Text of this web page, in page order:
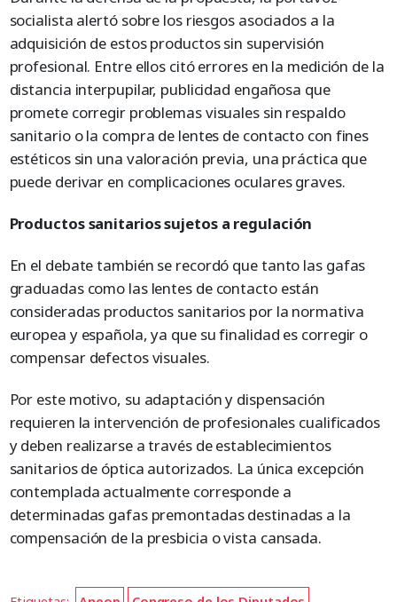
socialista alertó sobre los riesgos asociados a la
adquisición de estos productos sin supervisión
profesional. Entre ellos citó errores en la medición de la
distancia interpupilar, publicidad engañosa que
promete corregir problemas visuales sin respaldo
sanitario o la compra de lentes de contacto con fines
estéticos sin una valoración previa, una práctica que
puede derivar en complicaciones oculares graves.
Productos sanitarios sujetos a regulación
En el debate también se recordó que tanto las gafas
graduadas como las lentes de contacto están
consideradas productos sanitarios por la normativa
europea y española, ya que su finalidad es corregir o
compensar defectos visuales.
Por este motivo, su adaptación y dispensación
requieren la intervención de profesionales cualificados
y deben realizarse a través de establecimientos
sanitarios de óptica autorizados. La única excepción
contemplada actualmente corresponde a
determinadas gafas premontadas destinadas a la
compensación de la presbicia o vista cansada.